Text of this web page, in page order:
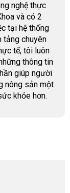
nghệ thực
và có 2
tại hệ thống
tảng chuyên
tế, tôi luôn
thông tin
giúp người
nông sản một
khỏe hơn.